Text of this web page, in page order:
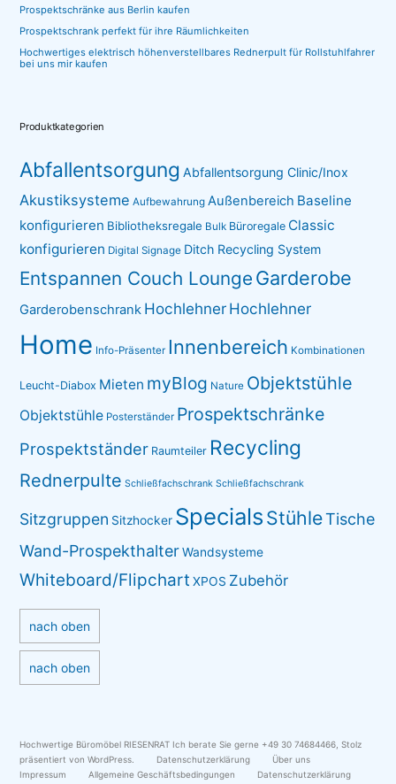
Prospektschränke aus Berlin kaufen
Prospektschrank perfekt für ihre Räumlichkeiten
Hochwertiges elektrisch höhenverstellbares Rednerpult für Rollstuhlfahrer
bei uns mir kaufen
Produktkategorien
Abfallentsorgung Abfallentsorgung Clinic/Inox
Akustiksysteme Aufbewahrung Außenbereich Baseline
konfigurieren Bibliotheksregale Bulk Büroregale Classic
konfigurieren Digital Signage Ditch Recycling System
Entspannen Couch Lounge Garderobe
Garderobenschrank HochlehnerHochlehner
Home Info-Präsenter Innenbereich Kombinationen
Leucht-Diabox Mieten myBlog Nature Objektstühle
Objektstühle Posterständer Prospektschränke
Prospektständer Raumteiler Recycling
Rednerpulte Schließfachschrank Schließfachschrank
Sitzgruppen Sitzhocker SpecialsStühleTische
Wand-ProspekthalterWandsysteme
Whiteboard/Flipchart XPOS Zubehör
nach oben
nach oben
Hochwertige Büromöbel RIESENRAT Ich berate Sie gerne +49 30 74684466 Stolz
präsentiert von WordPress.
Datenschutzerklärung
Über uns
Impressum
Allgemeine Geschäftsbedingungen Datenschutzerklärung